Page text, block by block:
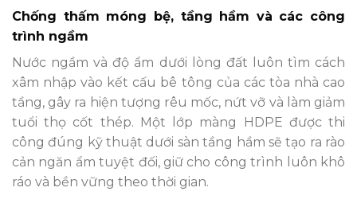
Chống thấm móng bệ, tầng hầm và các công
trình ngầm
Nước ngầm và độ ẩm dưới lòng đất luôn tìm cách
xâm nhập vào kết cấu bê tông của các tòa nhà cao
tầng, gây ra hiện tượng rêu mốc, nứt vỡ và làm giảm
tuổi thọ cốt thép. Một lớp màng HDPE được thi
công đúng kỹ thuật dưới sàn tầng hầm sẽ tạo ra rào
cản ngăn ẩm tuyệt đối, giữ cho công trình luôn khô
ráo và bền vững theo thời gian.